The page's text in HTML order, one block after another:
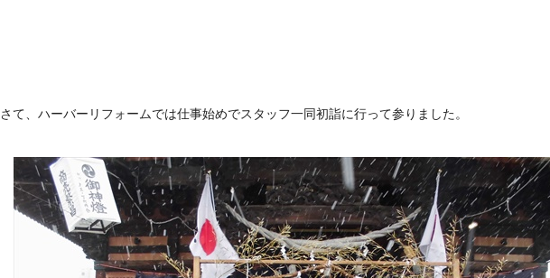
さて、ハーバーリフォームでは仕事始めでスタッフ一同初詣に行って参りました。